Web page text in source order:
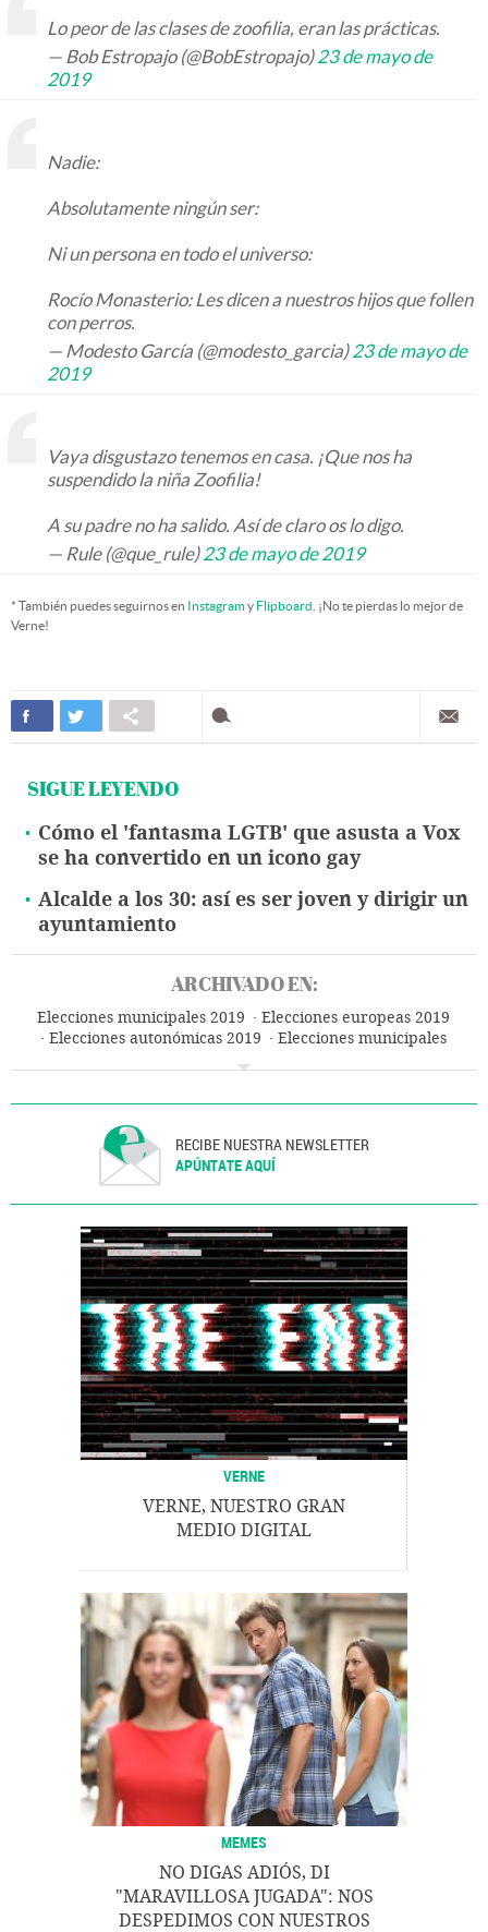
Lo peor de las clases de zoofilia, eran las prácticas.
— Bob Estropajo (@BobEstropajo)23 de mayo de
2019
Nadie:
Absolutamente ningún ser:
Ni un persona en todo el universo:
Rocío Monasterio: Les dicen a nuestros hijos que follen
con perros.
— Modesto García (@modesto_garcia)23 de mayo de
2019
Vaya disgustazo tenemos en casa. ¡Que nos ha
suspendido la niña Zoofilia!
A su padre no ha salido. Así de claro os lo digo.
— Rule (@que_rule)23 de mayo de 2019
* También puedes seguirnos en Instagramy Flipboard . ¡No te pierdas lo mejor de
Verne!
SIGUE LEYENDO
Cómo el 'fantasma LGTB' que asusta a Vox
se ha convertido en un icono gay
Alcalde a los 30: así es ser joven y dirigir un
ayuntamiento
ARCHIVADO EN:
Elecciones municipales 2019
Elecciones europeas 2019
Elecciones autonómicas 2019
Elecciones municipales
Europa
Relaciones exteriores Política
RECIBE NUESTRA NEWSLETTER
APÚNTATE AQUÍ
VERNE
VERNE, NUESTRO GRAN
MEDIO DIGITAL
MEMES
NO DIGAS ADIÓS, DI
"MARAVILLOSA JUGADA": NOS
DESPEDIMOS CON NUESTROS